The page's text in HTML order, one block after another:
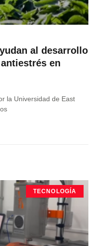
al desarrollo
en
la Universidad de East
TECNOLOGÍA